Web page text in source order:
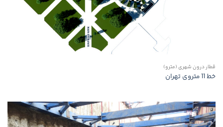
قطار درون شهری (مترو)
خط 11 متروی تهران